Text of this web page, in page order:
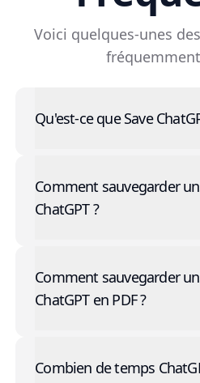
Voici quelques-unes
Qu'est-ce que Save
Comment sauvegarder
ChatGPT ?
Comment sauvegarder
ChatGPT en PDF ?
Combien de temps